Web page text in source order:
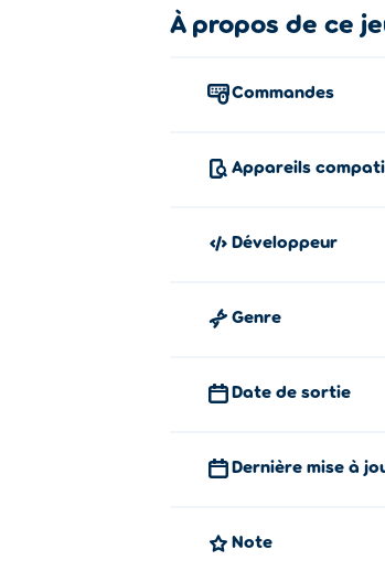
Faites la course, détruisez
WASD ou flèches - déplacer
X - fusées de feu
Mad Truck Challenge
À propos de ce
Commandes
Appareils
Développeur
Genre
Date de sortie
Dernière mise à
Note